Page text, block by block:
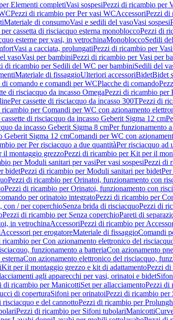
Elementi completiVasi sospesiPezzi di ricambio per
Pezzi di ricambio per Per vasi WCAccessoriPezzi di
Materiale di consumoVasi e sedili del vasoVasi sospesi
cassetta di risciacquo esterna monobloccoPezzi di
esterne per vasi, in vetrochinaMonobloccoSedili
Vasi a cacciata, prolungatiPezzi di ricambio per
vasoVasi per bambiniPezzi di ricambio per Vasi per
di ricambio per Sedili del WC per bambiniSedili del
Materiale di fissaggioUlteriori accessoriBidetBidet
di comando e comandi per WCPlacche di comando
di risciacquo da incasso OmegaPezzi di ricambio per
Per cassette di risciacquo da incasso 300TPezzi di
ricambio per Comandi per WC con azionamento
di risciacquo da incasso Geberit Sigma 12 cm
da incasso Geberit Sigma 8 cmPer funzionamento
Geberit Sigma 12 cmComandi per WC con
per Per risciacquo a due quantitàPer risciacquo ad
il montaggio grezzoPezzi di ricambio per Kit per il
per Moduli sanitari per vasiPer vasi sospesiPezzi di
bidetPezzi di ricambio per Moduli sanitari per bidet
Pezzi di ricambio per Orinatoi, funzionamento con
Pezzi di ricambio per Orinatoi, funzionamento con
per orinatoio integratoPezzi di ricambio per
con / per coperchioSenza brida di risciacquoPezzi di
Pezzi di ricambio per Senza coperchioPareti di
in vetrochinaAccessoriPezzi di ricambio per
Accessori per erogatoreMateriale di fissaggioComandi
ricambio per Con azionamento elettronico del
funzionamento a batteriaCon azionamento
Con azionamento elettronico del risciacquo,
Kit per il montaggio grezzo e kit di adattamentoPezzi di
agli apparecchi per vasi, orinatoi e bidet
di ricambio per ManicottiSet per allacciamentoPezzi di
di coperturaSifoni per orinatoiPezzi di ricambio
e del cannottoPezzi di ricambio per
Pezzi di ricambio per Sifoni tubolariManicotti